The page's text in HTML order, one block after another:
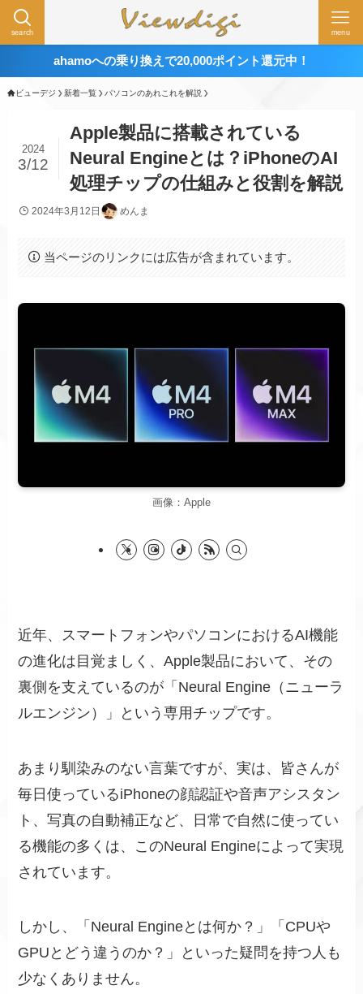
search menu
ahamoへの乗り換えで20,000ポイント還元中！
ビューデジ 新着一覧 パソコンのあれこれを解説
Apple製品に搭載されている
Neural Engineとは？iPhoneのAI
処理チップの仕組みと役割を解説
2024
3/12
2024年3月12日 めんま
当ページのリンクには広告が含まれています。
画像：Apple
近年、スマートフォンやパソコンにおけるAI機能
の進化は目覚ましく、Apple製品において、その
裏側を支えているのが「Neural Engine（ニューラ
ルエンジン）」という専用チップです。
あまり馴染みのない言葉ですが、実は、皆さんが
毎日使っているiPhoneの顔認証や音声アシスタン
ト、写真の自動補正など、日常で自然に使ってい
る機能の多くは、このNeural Engineによって実現
されています。
しかし、「Neural Engineとは何か？」「CPUや
GPUとどう違うのか？」といった疑問を持つ人も
少なくありません。